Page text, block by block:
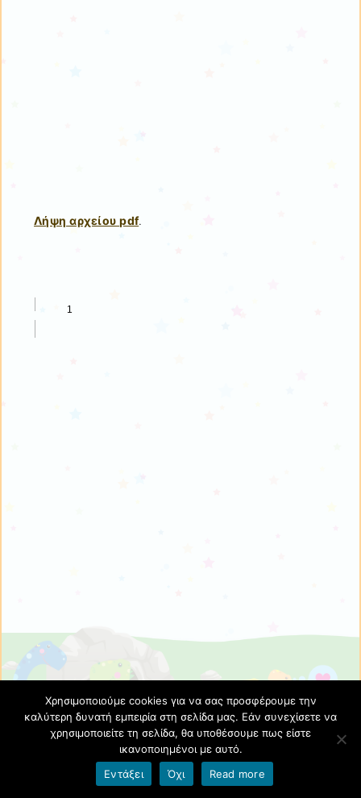
Λήψη αρχείου pdf.
Χρησιμοποιούμε cookies για να σας προσφέρουμε την
καλύτερη δυνατή εμπειρία στη σελίδα μας. Εάν συνεχίσετε να
χρησιμοποιείτε τη σελίδα, θα υποθέσουμε πως είστε
ικανοποιημένοι με αυτό.
Εντάξει
Όχι Read more